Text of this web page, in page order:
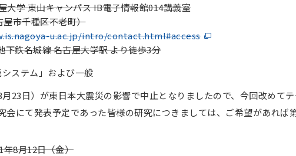
学 東山キャンパス IB電子情報館014講義室
千種区不老町）
u.ac.jp/intro/contact.html#access
城線 名古屋大学駅 より徒歩3分
ステム」および一般
23日）が東日本大震災の影響で中止となりましたので、今回改めてテ
会にて発表予定であった皆様の研究につきましては、ご希望があれば
年8月12日（金）